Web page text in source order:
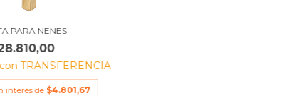
PARA NENES
con TRANSFERENCIA
interés de $4.801,67